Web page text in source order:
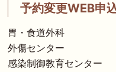
予約変更WEB申
胃・食道外科
外傷センター
感染制御教育センター